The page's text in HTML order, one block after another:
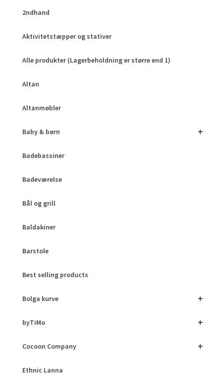
2ndhand
Aktivitetstæpper og stativer
Alle produkter (Lagerbeholdning er større end 1)
Altan
Altanmøbler
+
Baby & børn
Badebassiner
Badeværelse
Bål og grill
Baldakiner
Barstole
Best selling products
+
Bolga kurve
+
byTiMo
+
Cocoon Company
Ethnic Lanna